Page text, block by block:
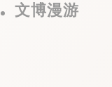
文博漫游